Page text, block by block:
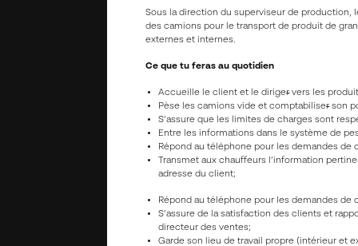
Sous la direction du superviseur de production,
des camions pour le transport de produit de
externes et internes.
Ce que tu feras au quotidien
Accueille le client et le dirigervers les
Pèse les camions vide et comptabiliserson
S’assure que les limites de charges sont
Entre les informations dans le système de
Répond au téléphone pour les demandes
Transmet aux chauffeurs l’information
adresse du client;
Répond au téléphone pour les demandes
S’assure de la satisfaction des clients et
directeur des ventes;
Garde son lieu de travail propre (intérieur et